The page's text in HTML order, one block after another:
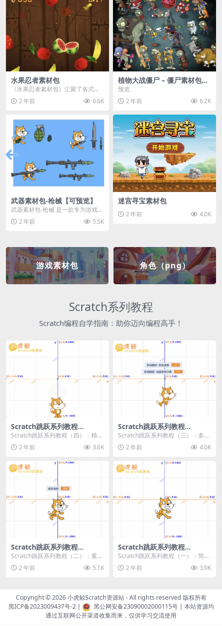
水果忍者素材包
《水果忍者素材包》汇聚了各式鲜
美诱人的水果图像与清脆悦耳的切
割音效，专为追求极致...
2 年前 6.6K
植物大战僵尸 – 僵尸素材包
【可预览】
预览
2 年前
6.2K
武器素材包-枪械【可预览】
武器素材包-枪械 是一款专为游戏开
发者和创作者设计的素材包，包含
多种高质量的枪械...
2 年前 5.5K
迷宫寻宝素材包
2 年前 4.0K
游戏素材包 角色（png）
Scratch系列教程
Scratch编程自学指南：助你迈向编程高手！
Scratch跳跃系列教程
（四）：精准着陆
Scratch跳跃系列教程（四）：精准
着陆 作者：小虎鲸Scratch资源站
... 2 年前 3.6K
Scratch跳跃系列教程
（三）：多段跳跃
Scratch跳跃系列教程（三）：多段
跳跃 作者：小虎鲸Scratch资源站
连...2 年前 4.0K
Scratch跳跃系列教程
（二）：重力跳跃
Scratch跳跃系列教程（二）：重力
跳跃 作者：小虎鲸Scratch资源站
按...2 年前 5.1K
Scratch跳跃系列教程
（一）：简单跳跃
Scratch跳跃系列教程（一）：简单
跳跃 作者：小虎鲸Scratch资源站
按...2 年前 3.9K
Copyright © 2026小虎鲸Scratch资源站- All rights reserved 版权所有
黑ICP备2023009437号-2| 黑公网安备23090002000115号| 本站资源均
通过互联网公开渠道收集而来，仅供学习交流使用